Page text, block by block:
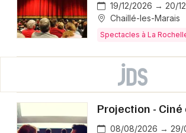
19/12/2026 → 20/
Chaillé-les-Marais
Spectacles à La
Projection -
08/08/2026 → 29/